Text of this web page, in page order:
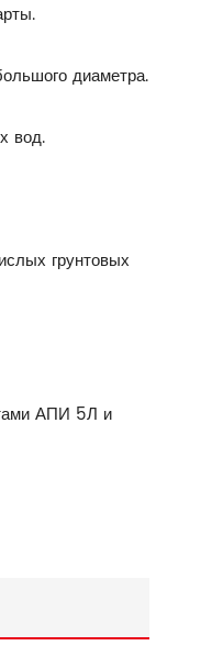
диаметра.
вод.
грунтовых
АПИ 5Л и